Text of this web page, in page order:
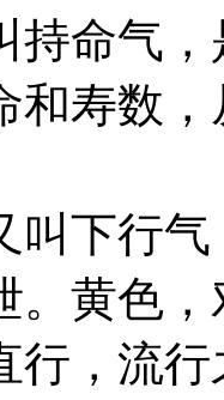
命气，
和寿数
下行气
。黄色
行，流